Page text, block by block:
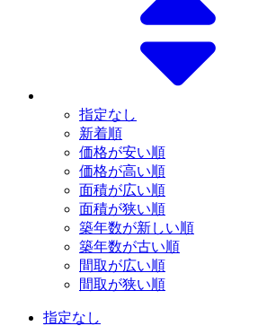
指定なし
新着順
価格が安い順
価格が高い順
面積が広い順
面積が狭い順
築年数が新しい順
築年数が古い順
間取が広い順
間取が狭い順
指定なし